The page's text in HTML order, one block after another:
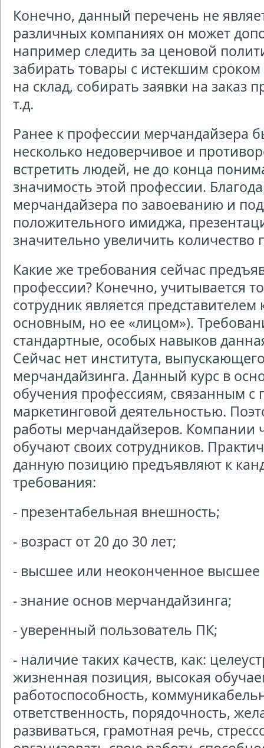
Конечно, данный перечень не
различных компаниях он может
например следить за ценовой
забирать товары с истекшим сроком
на склад, собирать заявки на заказ
т.д.
Ранее к профессии мерчандайзера
несколько недоверчивое и
встретить людей, не до конца
значимость этой профессии.
мерчандайзера по завоеванию и
положительного имиджа,
значительно увеличить
Какие же требования сейчас
профессии? Конечно, учитывается
сотрудник является
основным, но ее «лицом»).
стандартные, особых навыков
Сейчас нет института,
мерчандайзинга. Данный курс в
обучения профессиям, связанным с
маркетинговой деятельностью.
работы мерчандайзеров. Компании
обучают своих сотрудников.
данную позицию предъявляют к
требования:
- презентабельная внешность;
- возраст от 20 до 30 лет;
- высшее или неоконченное высшее
- знание основ мерчандайзинга;
- уверенный пользователь ПК;
- наличие таких качеств, как:
жизненная позиция, высокая
работоспособность,
ответственность, порядочность,
развиваться, грамотная речь,